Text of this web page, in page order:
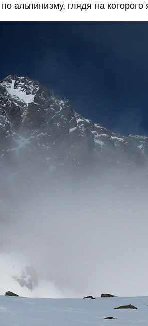
глядя на которого